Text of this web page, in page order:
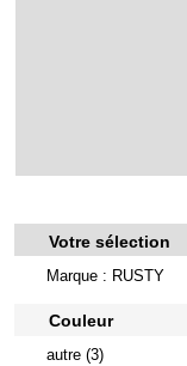
Votre sélection
Marque : RUSTY
Couleur
autre (3)